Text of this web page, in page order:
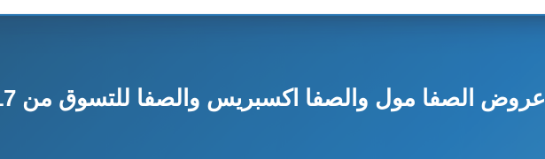
عروض الصفا مول والصفا اكسبريس والصفا للتسوق من 17 حتى 22 فبراير